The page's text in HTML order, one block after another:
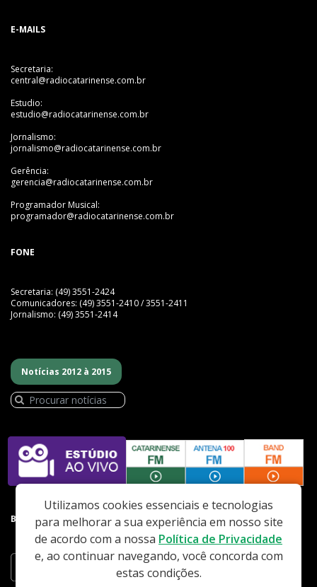
E-MAILS
Secretaria:
central@radiocatarinense.com.br
Estudio:
estudio@radiocatarinense.com.br
Jornalismo:
jornalismo@radiocatarinense.com.br
Gerência:
gerencia@radiocatarinense.com.br
Programador Musical:
programador@radiocatarinense.com.br
FONE
Secretaria: (49) 3551-2424
Comunicadores: (49) 3551-2410 / 3551-2411
Jornalismo: (49) 3551-2414
Notícias 2012 à 2015
BAIXE NOSSO APP
Utilizamos cookies essenciais e tecnologias
para melhorar a sua experiência em nosso site
de acordo com a nossa Política de Privacidade
e, ao continuar navegando, você concorda com
estas condições.